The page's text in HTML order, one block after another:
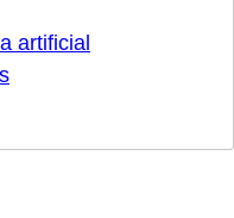
artificial